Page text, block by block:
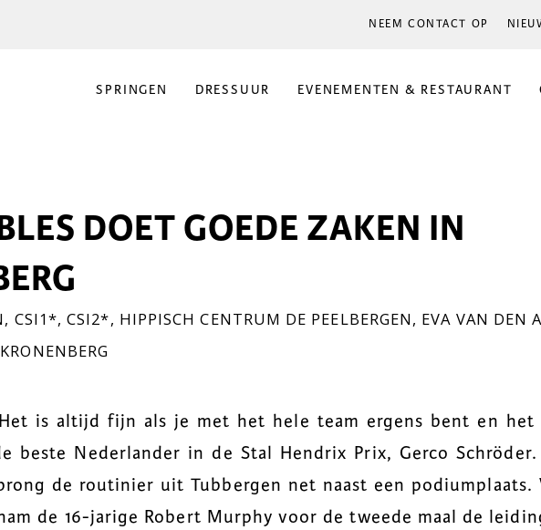
NEEM CONTACT OP
SPRINGEN DRESSUUR EVENEMENTEN & RESTAURANT
DOET GOEDE ZAKEN IN
, CSI1*,CSI2*, HIPPISCH CENTRUM DE PEELBERGEN, EVA VAN DEN
KRONENBERG
"Het is altijd fijn als je met het hele team ergens bent en het
beste Nederlander in de Stal Hendrix Prix, Gerco
de routinier uit Tubbergen net naast een podiumplaats.
de 16-jarige Robert Murphy voor de tweede maal de